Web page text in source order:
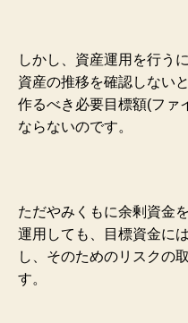
しかし、資産運用を行う
資産の推移を確認しない
作るべき必要目標額(ファ
ならないのです。
ただやみくもに余剰資金
運用しても、目標資金に
し、そのためのリスクの
す。